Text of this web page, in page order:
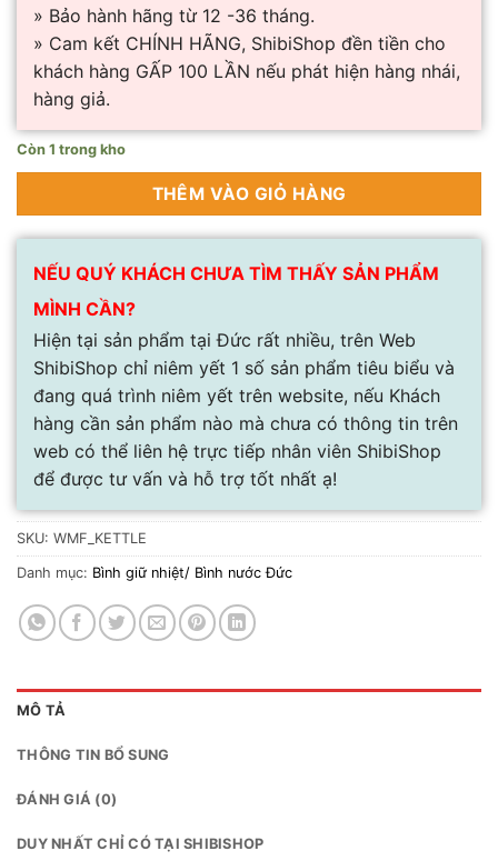
» Bảo hành hãng từ 12 -36 tháng.
» Cam kết CHÍNH HÃNG, ShibiShop đền tiền cho
khách hàng GẤP 100 LẦN nếu phát hiện hàng nhái,
hàng giả.
Còn 1 trong kho
THÊM VÀO GIỎ HÀNG
NẾU QUÝ KHÁCH CHƯA TÌM THẤY SẢN PHẨM
MÌNH CẦN?
Hiện tại sản phẩm tại Đức rất nhiều, trên Web
ShibiShop chỉ niêm yết 1 số sản phẩm tiêu biểu và
đang quá trình niêm yết trên website, nếu Khách
hàng cần sản phẩm nào mà chưa có thông tin trên
web có thể liên hệ trực tiếp nhân viên ShibiShop
để được tư vấn và hỗ trợ tốt nhất ạ!
SKU: WMF_KETTLE
Danh mục: Bình giữ nhiệt/ Bình nước Đức
MÔ TẢ
THÔNG TIN BỔ SUNG
ĐÁNH GIÁ (0)
DUY NHẤT CHỈ CÓ TẠI SHIBISHOP